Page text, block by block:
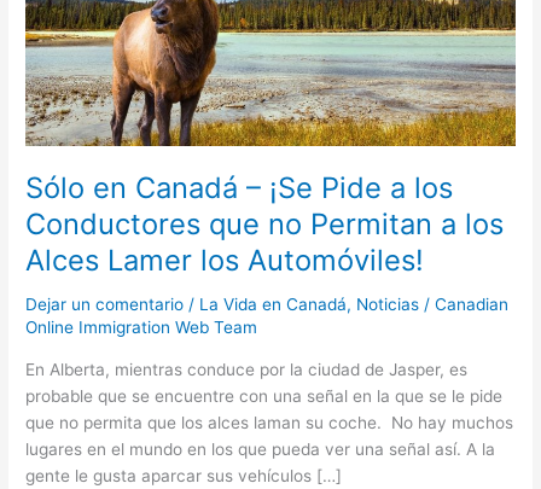
Sólo en Canadá – ¡Se Pide a los
Conductores que no Permitan a los
Alces Lamer los Automóviles!
Dejar un comentario / La Vida en Canadá, Noticias /Canadian
Online Immigration Web Team
En Alberta, mientras conduce por la ciudad de Jasper, es
probable que se encuentre con una señal en la que se le pide
que no permita que los alces laman su coche. No hay muchos
lugares en el mundo en los que pueda ver una señal así. A la
gente le gusta aparcar sus vehículos […]
Pide
a
los
Conductores
que
no
Permitan
a
los
Alces
los
Automóviles!